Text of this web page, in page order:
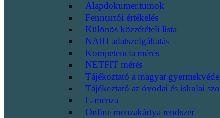
Alapdokumentumok
Fenntartói értékelés
Különös közzétételi lista
NAIH adatszolgáltatás
Kompetencia mérés
NETFIT mérés
Tájékoztató a magyar
Tájékoztató az óvodai és iskolai
E-menza
Online menzakártya rendszer